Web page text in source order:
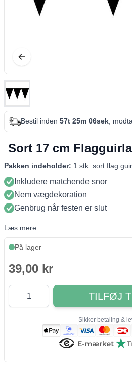
Bestil inden 57t 25m 05sek,
Sort 17 cm
Pakken indeholder: 1 stk. sort flag
Inkludere matchende snor
Nem vægdekoration
Genbrug når festen er slut
Læs mere
På lager
39,00 kr
Antal
TILFØJ
Sikker betaling &